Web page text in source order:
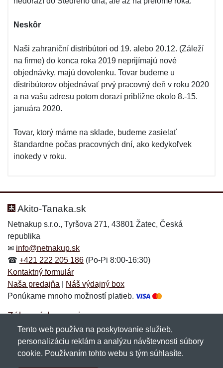
Neskôr
Naši zahraniční distribútori od 19. alebo 20.12. (Záleží
na firme) do konca roka 2019 neprijímajú nové
objednávky, majú dovolenku. Tovar budeme u
distribútorov objednávať prvý pracovný deň v roku 2020
a na vašu adresu potom dorazí približne okolo 8.-15.
januára 2020.
Tovar, ktorý máme na sklade, budeme zasielať
štandardne počas pracovných dní, ako kedykoľvek
inokedy v roku.
Akito-Tanaka.sk
Netnakup s.r.o., Tyršova 271, 43801 Žatec, Česká
republika
✉ info@netnakup.sk
☎ +421 222 205 186 (Po-Pi 8:00-16:30)
Kontaktný formulár
Naša predajňa
Náš výdajný box
Ponúkame mnoho možností platieb.
Zákaznícky servis
Novinky emailom
Tento web používa na poskytovanie služieb,
personalizáciu reklám a analýzu návštevnosti súbory
cookie. Používaním tohto webu s tým súhlasíte.